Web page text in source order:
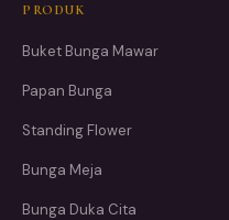
PRODUK
Buket Bunga Mawar
Papan Bunga
Standing Flower
Bunga Meja
Bunga Duka Cita